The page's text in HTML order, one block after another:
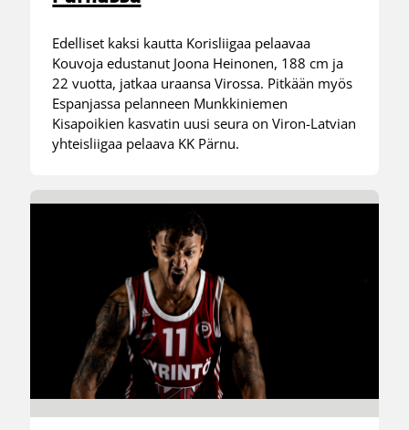
Edelliset kaksi kautta Korisliigaa pelaavaa
Kouvoja edustanut Joona Heinonen, 188 cm ja
22 vuotta, jatkaa uraansa Virossa. Pitkään myös
Espanjassa pelanneen Munkkiniemen
Kisapoikien kasvatin uusi seura on Viron-Latvian
yhteisliigaa pelaava KK Pärnu.